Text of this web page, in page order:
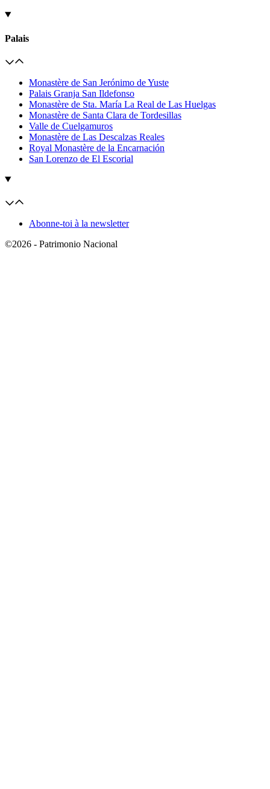
Palais
Monastère de San Jerónimo de Yuste
Palais Granja San Ildefonso
Monastère de Sta. María La Real de Las Huelgas
Monastère de Santa Clara de Tordesillas
Valle de Cuelgamuros
Monastère de Las Descalzas Reales
Royal Monastère de la Encarnación
San Lorenzo de El Escorial
Abonne-toi à la newsletter
©2026 - Patrimonio Nacional